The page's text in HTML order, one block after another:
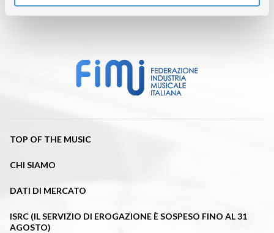
TOP OF THE MUSIC
CHI SIAMO
DATI DI MERCATO
ISRC (IL SERVIZIO DI EROGAZIONE È SOSPESO FINO AL 31
AGOSTO)